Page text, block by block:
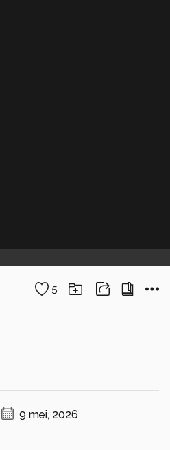
5
9 mei, 2026